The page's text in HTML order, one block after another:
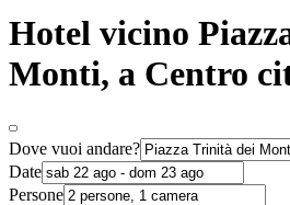
Hotel vicino
Monti, a Centro
Dove vuoi andare?
Date
Persone